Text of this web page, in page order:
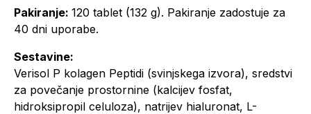
Pakiranje: 120 tablet (132 g). Pakiranje zadostuje za
40 dni uporabe.
Sestavine:
Verisol P kolagen Peptidi (svinjskega izvora), sredstvi
za povečanje prostornine (kalcijev fosfat,
hidroksipropil celuloza), natrijev hialuronat, L-